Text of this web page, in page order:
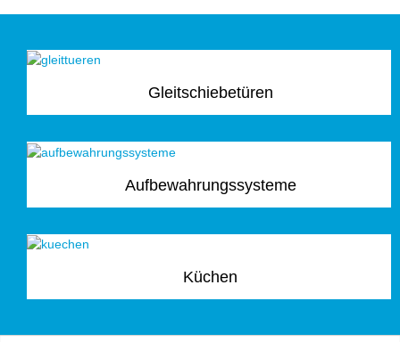
Gleitschiebetüren
Aufbewahrungssysteme
Küchen